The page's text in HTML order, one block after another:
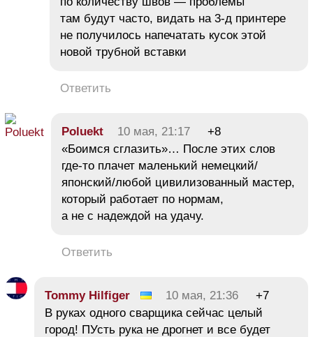
там будут часто, видать на 3-д принтере
не получилось напечатать кусок этой
новой трубной вставки
Ответить
Poluekt 10 мая, 21:17
+8
«Боимся сглазить»… После этих слов
где-то плачет маленький немецкий/
японский/любой цивилизованный мастер,
который работает по нормам,
а не с надеждой на удачу.
Ответить
Tommy Hilfiger 10 мая, 21:36
+7
В руках одного сварщика сейчас целый
город! ПУсть рука не дрогнет и все будет